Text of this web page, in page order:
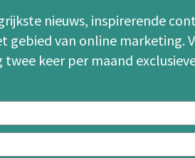
nieuws, inspirerende
gebied van online marketing.
twee keer per maand